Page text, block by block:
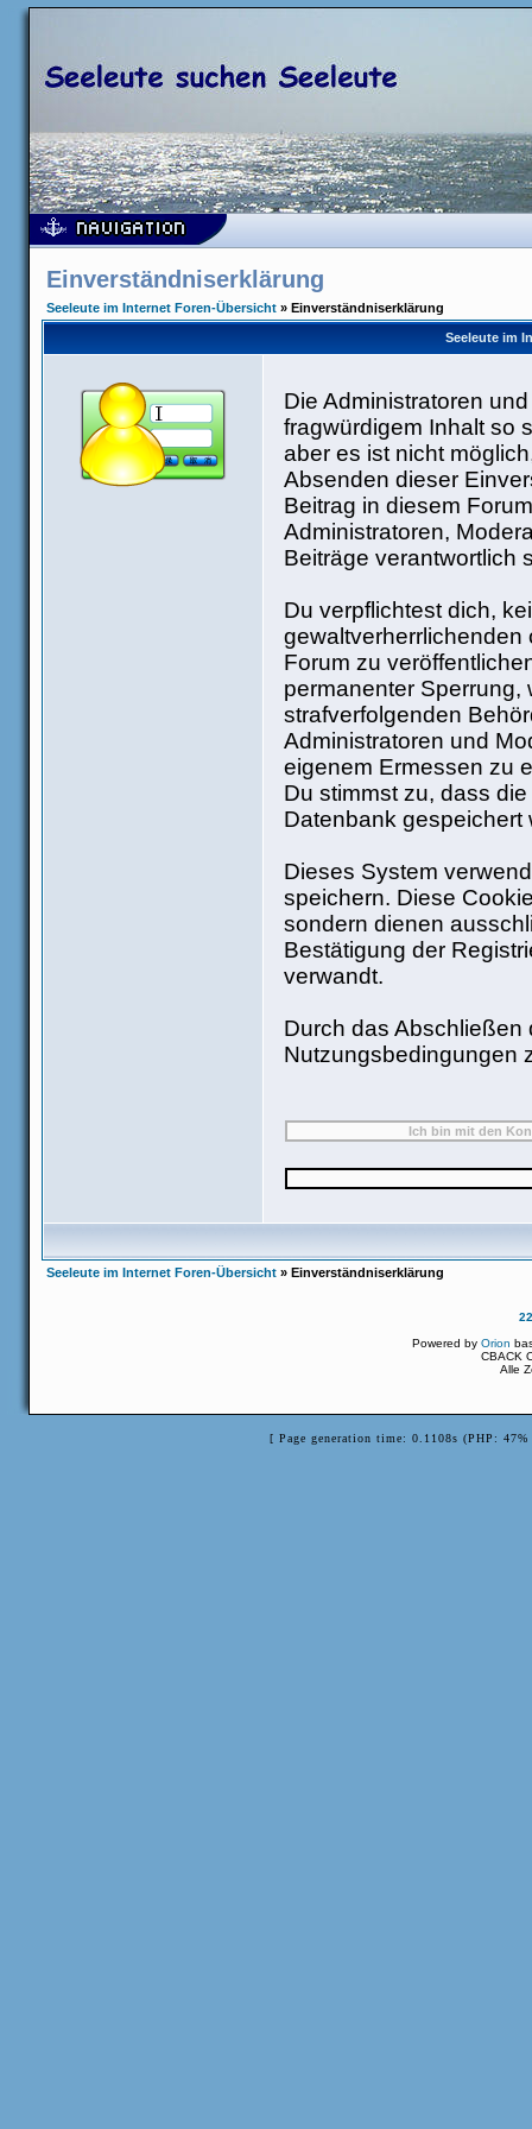
Einverständniserklärung
Seeleute im Internet Foren-Übersicht » Einverständniserklärung
Seeleute im
Die Administratoren
fragwürdigem Inhalt so
aber es ist nicht
Absenden dieser
Beitrag in diesem
Administratoren,
Beiträge verantwortlich
Du verpflichtest dich,
Forum zu
permanenter Sperrung,
strafverfolgenden
Administratoren und
eigenem Ermessen zu
Du stimmst zu, dass
Datenbank gespeichert
Dieses System
speichern. Diese
sondern dienen
Bestätigung der
verwandt.
Durch das Abschließen
Nutzungsbedingungen
Seeleute im Internet Foren-Übersicht » Einverständniserklärung
Powered byOrion
CBACK
Alle
[ Page generation time: 0.1108s (PHP: